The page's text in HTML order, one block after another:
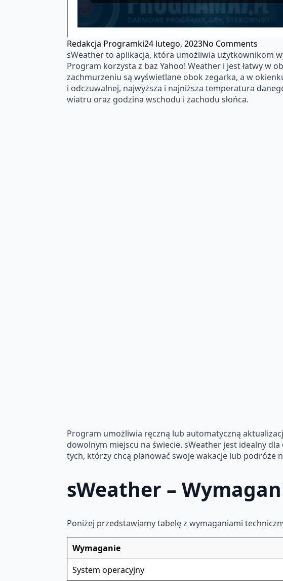
Redakcja Programki24 lutego, 2023No Comments
sWeather to aplikacja, która umożliwia użytkownikom
Program korzysta z baz Yahoo! Weather i jest łatwy w
zachmurzeniu są wyświetlane obok zegarka, a w
i odczuwalnej, najwyższa i najniższa temperatura
wiatru oraz godzina wschodu i zachodu słońca.
Program umożliwia ręczną lub automatyczną
dowolnym miejscu na świecie. sWeather jest idealny
tych, którzy chcą planować swoje wakacje lub
sWeather –
Poniżej przedstawiamy tabelę z wymaganiami
Wymaganie
System operacyjny